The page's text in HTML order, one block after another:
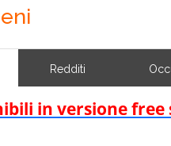
Redditi
in versione free